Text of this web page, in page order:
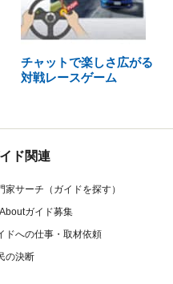
チャットで楽しさ広がる
対戦レースゲーム
ド関連
家サーチ（ガイドを探す）
ガイド募集
ドへの仕事・取材依頼
の決断